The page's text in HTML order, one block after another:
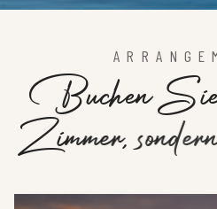
BuchenSi
Zimmer,sondern